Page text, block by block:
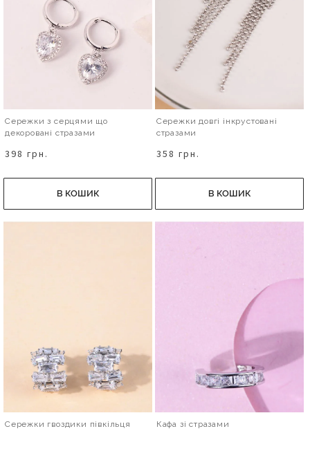
Сережки з серцями що
декоровані стразами
398 грн.
В КОШИК
Сережки довгі інкрустовані
стразами
358 грн.
В КОШИК
Сережки гвоздики півкільця Кафа зі стразами